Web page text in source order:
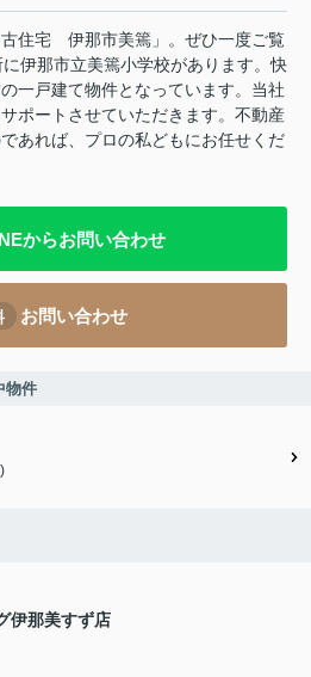
住宅 伊那市美篶」。ぜひ一度ご覧
伊那市立美篶小学校があります。快
一戸建て物件となっています。当社
ポートさせていただきます。不動産
あれば、プロの私どもにお任せくだ
からお問い合わせ
お問い合わせ
物件
伊那美すず店